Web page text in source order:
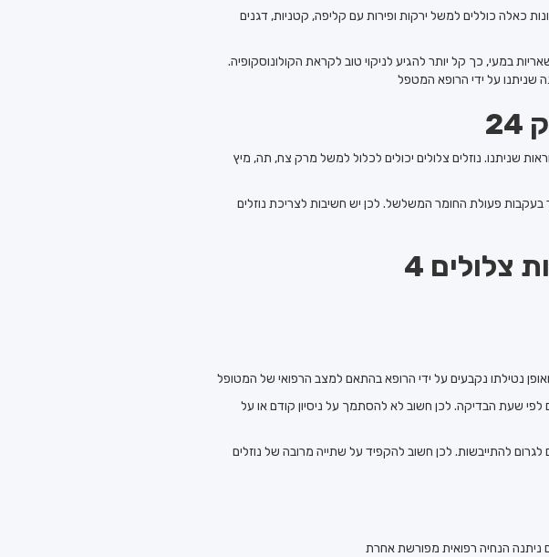
מזונות כאלה כוללים למשל ירקות ופירות עם קליפה, קטניות, דגנים
במעי, כך קל יותר להגיע לניקוי טוב לקראת הקולונוסקופיה.
שניתנו. נוזלים צלולים יכולים לכלול למשל מרק צח, תה, מיץ
פעולת החומר המשלשל. לכן יש חשיבות לצריכת נוזלים
צלולים
לפי שעת הבדיקה. לכן חשוב לא להסתמך על ניסיון קודם או על
לגרום להתייבשות. לכן חשוב להקפיד על שתייה מרובה של נוזלים